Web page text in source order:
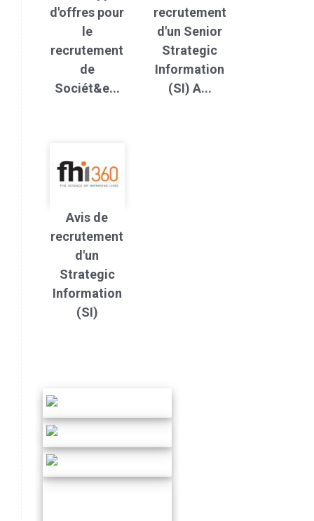
d'offres pour
le
recrutement
de
Sociét&e...
recrutement
d'un Senior
Strategic
Information
(SI) A...
Avis de
recrutement
d'un
Strategic
Information
(SI)